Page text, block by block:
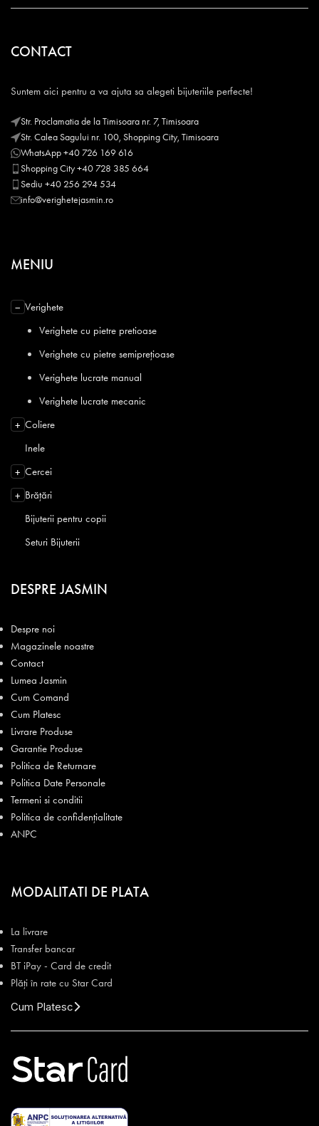
CONTACT
Suntem aici pentru a va ajuta sa alegeti bijuteriile perfecte!
Str. Proclamatia de la Timisoara nr. 7, Timisoara
Str. Calea Sagului nr. 100, Shopping City, Timisoara
WhatsApp +40 726 169 616
Shopping City +40 728 385 664
Sediu +40 256 294 534
info@verighetejasmin.ro
MENIU
− Verighete
Verighete cu pietre pretioase
Verighete cu pietre semiprețioase
Verighete lucrate manual
Verighete lucrate mecanic
+ Coliere
Inele
+ Cercei
+ Brățări
Bijuterii pentru copii
Seturi Bijuterii
DESPRE JASMIN
Despre noi
Magazinele noastre
Contact
Lumea Jasmin
Cum Comand
Cum Platesc
Livrare Produse
Garantie Produse
Politica de Returnare
Politica Date Personale
Termeni si conditii
Politica de confidențialitate
ANPC
MODALITATI DE PLATA
La livrare
Transfer bancar
BT iPay - Card de credit
Plăți în rate cu Star Card
Cum Platesc